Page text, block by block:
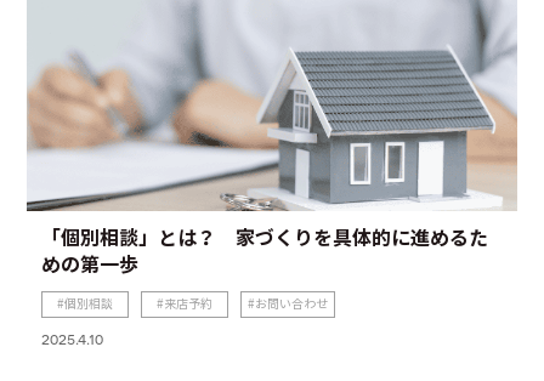
「個別相談」とは？ 家づくりを具体的に進めるた
めの第一歩
個別相談 来店予約 お問い合わせ
2025.4.10